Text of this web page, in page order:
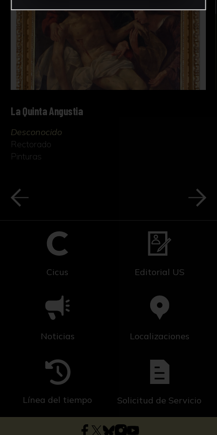
La Quinta Angustia
Desconocido
Rectorado
Pinturas
Cicus Editorial US
Noticias Localizaciones
Línea del tiempo Solicitud de Servicio